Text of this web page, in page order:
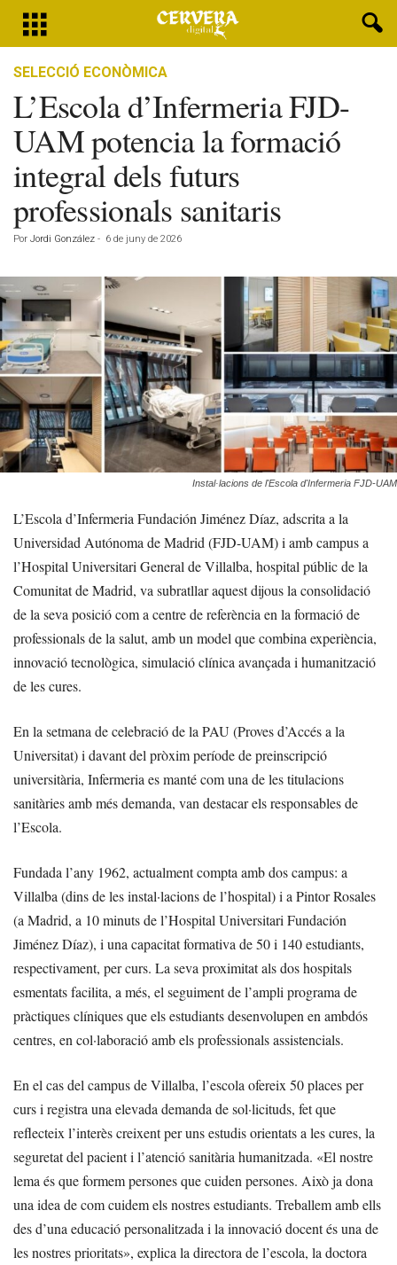
SELECCIÓ ECONÒMICA
L’Escola d’Infermeria FJD-
UAM potencia la formació
integral dels futurs
professionals sanitaris
Por Jordi González - 6 de juny de 2026
Instal·lacions de l'Escola d'Infermeria FJD-UAM
L’Escola d’Infermeria Fundación Jiménez Díaz, adscrita a la
Universidad Autónoma de Madrid (FJD-UAM) i amb campus a
l’Hospital Universitari General de Villalba, hospital públic de la
Comunitat de Madrid, va subratllar aquest dijous la consolidació
de la seva posició com a centre de referència en la formació de
professionals de la salut, amb un model que combina experiència,
innovació tecnològica, simulació clínica avançada i humanització
de les cures.
En la setmana de celebració de la PAU (Proves d’Accés a la
Universitat) i davant del pròxim període de preinscripció
universitària, Infermeria es manté com una de les titulacions
sanitàries amb més demanda, van destacar els responsables de
l’Escola.
Fundada l’any 1962, actualment compta amb dos campus: a
Villalba (dins de les instal·lacions de l’hospital) i a Pintor Rosales
(a Madrid, a 10 minuts de l’Hospital Universitari Fundación
Jiménez Díaz), i una capacitat formativa de 50 i 140 estudiants,
respectivament, per curs. La seva proximitat als dos hospitals
esmentats facilita, a més, el seguiment de l’ampli programa de
pràctiques clíniques que els estudiants desenvolupen en ambdós
centres, en col·laboració amb els professionals assistencials.
En el cas del campus de Villalba, l’escola ofereix 50 places per
curs i registra una elevada demanda de sol·licituds, fet que
reflecteix l’interès creixent per uns estudis orientats a les cures, la
seguretat del pacient i l’atenció sanitària humanitzada. «El nostre
lema és que formem persones que cuiden persones. Això ja dona
una idea de com cuidem els nostres estudiants. Treballem amb ells
des d’una educació personalitzada i la innovació docent és una de
les nostres prioritats», explica la directora de l’escola, la doctora